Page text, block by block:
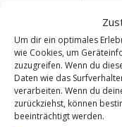
Um dir ein optimales
wie Cookies, um
zuzugreifen. Wenn du
Daten wie das
verarbeiten. Wenn du
zurückziehst, können
beeinträchtigt werden.
dass